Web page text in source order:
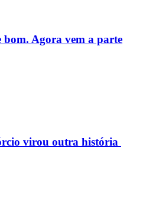
bom. Agora vem a parte
virou outra história